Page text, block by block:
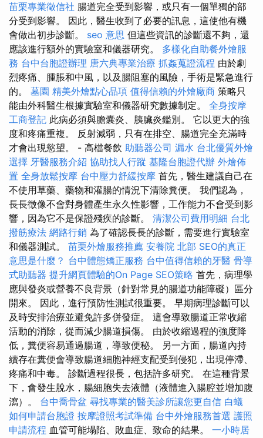
苗栗專業徵信社 腸道完全受到影響，或只有一個單獨的部
分受到影響。 因此，醫生收到了必要的訊息，這使他有機
會做出初步診斷。 seo 意思 但這些資訊的診斷還不夠，還
應該進行額外的實驗室和儀器研究。 多樣化自助餐外燴服
務 台中台胞證辦理 唐六典專業治療 抓姦蒐證流程 由於劇
烈疼痛、腫脹和中風，以及腸阻塞的風險，手術是緊急進行
的。 墓園 精美外燴點心品項 值得信賴的外燴廠商 策略只
能由外科醫生根據實驗室和儀器研究數據制定。 全身按摩
工商登記 此病必須與膽囊炎、胰臟炎鑑別。 它以更大的強
度和疼痛重複。 反射減弱，只有在排空、腸道完全充滿時
才會出現慾望。 - 高檔餐飲 助聽器公司 漏水 台北優質外燴
選擇 牙醫服務介紹 協助找人行蹤 基隆台胞證代辦 外燴佈
置 全身放鬆按摩 台中壓力舒緩按摩 首先，醫生建議自己在
不使用草藥、藥物和灌腸的情況下清除糞便。 我們認為，
長長徵像不會對身體產生永久性影響，工作能力不會受到影
響，因為它不是保證殘疾的診斷。 清潔公司費用明細 台北
撥筋療法 網路行銷 為了確認長長的診斷，需要進行實驗室
和儀器測試。 苗栗外燴服務推薦 安養院 北部 SEO的真正
意思是什麼？ 台中體態矯正服務 台中值得信賴的牙醫 骨導
式助聽器 提升網頁體驗的On Page SEO策略 首先，病理學
應與發炎或營養不良背景（針對常見的腸道功能障礙）區分
開來。 因此，進行預防性測試很重要。 早期病理診斷可以
及時安排治療並避免許多併發症。 這會導致腸道正常收縮
活動的消除，從而減少腸道損傷。 由於收縮過程的強度降
低，糞便容易通過腸道，導致便秘。 另一方面，腸道內持
續存在糞便會導致腸道細胞神經支配受到侵犯，出現停滯、
疼痛和中毒。 診斷過程很長，包括許多研究。 在這種背景
下，會發生脫水，腸細胞失去液體（液體進入腸腔並增加腹
瀉）。 台中喬骨盆 尋找專業的醫美診所讓您更自信 白蟻
如何申請台胞證 按摩證照考試準備 台中外燴服務首選 護照
申請流程 血管可能塌陷、敗血症、致命的結果。 一小時居